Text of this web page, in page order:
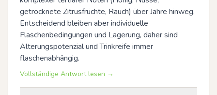
getrocknete Zitrusfrüchte, Rauch) über Jahre hinweg.
Entscheidend bleiben aber individuelle
Flaschenbedingungen und Lagerung, daher sind
Alterungspotenzial und Trinkreife immer
flaschenabhängig.
Vollständige Antwort lesen →